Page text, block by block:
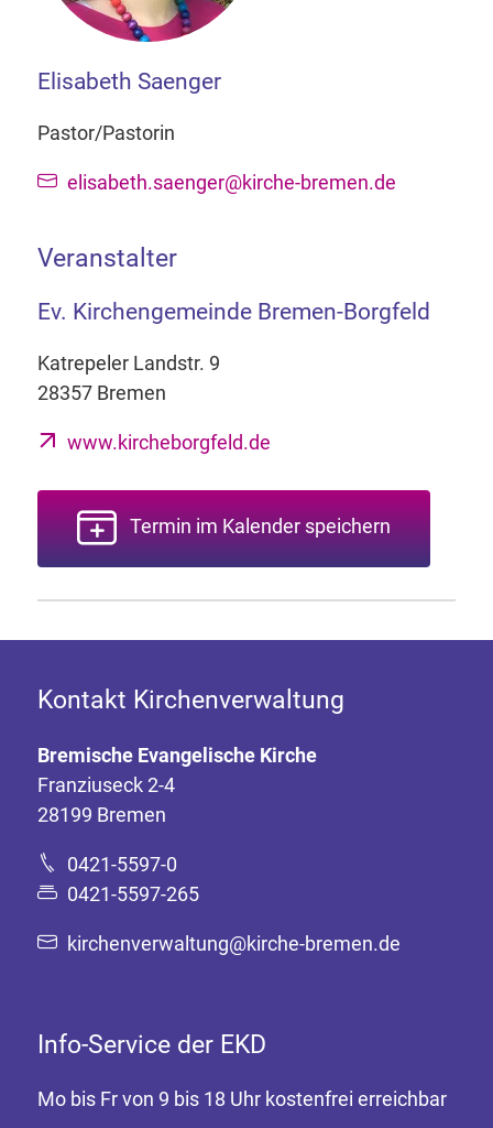
Elisabeth Saenger
Pastor/Pastorin
elisabeth.saenger@kirche-bremen.de
Veranstalter
Ev. Kirchengemeinde Bremen-Borgfeld
Katrepeler Landstr. 9
28357 Bremen
www.kircheborgfeld.de
Termin im Kalender speichern
Kontakt Kirchenverwaltung
Bremische Evangelische Kirche
Franziuseck 2-4
28199 Bremen
0421-5597-0
0421-5597-265
kirchenverwaltung@kirche-bremen.de
Info-Service der EKD
Mo bis Fr von 9 bis 18 Uhr kostenfrei erreichbar